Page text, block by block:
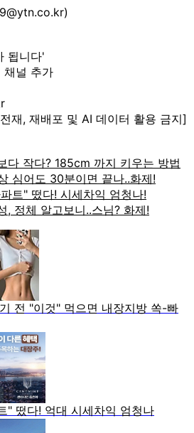
됩니다'
널 추가
재, 재배포 및 AI 데이터 활용 금지]